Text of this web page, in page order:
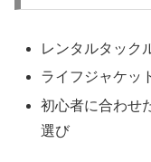
レンタルタック
ライフジャケッ
初心者に合わせ
選び